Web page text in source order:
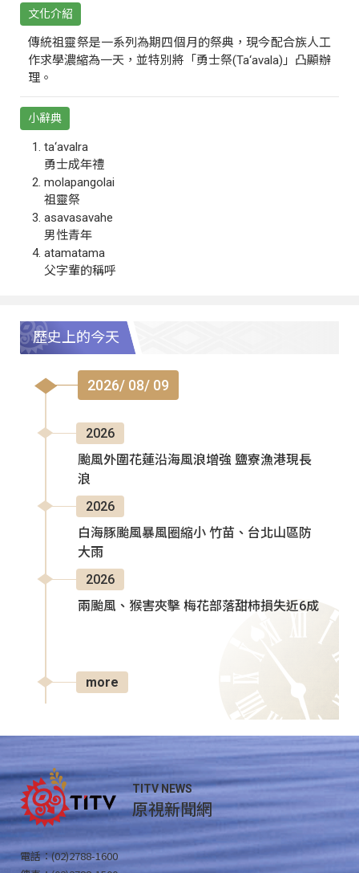
文化介紹
傳統祖靈祭是一系列為期四個月的祭典，現今配合族人工
作求學濃縮為一天，並特別將「勇士祭(Ta‘avala)」凸顯辦
理。
小辭典
ta‘avalra
勇士成年禮
molapangolai
祖靈祭
asavasavahe
男性青年
atamatama
父字輩的稱呼
歷史上的今天
2026/ 08/ 09
2026
颱風外圍花蓮沿海風浪增強 鹽寮漁港現長
浪
2026
白海豚颱風暴風圈縮小 竹苗、台北山區防
大雨
2026
兩颱風、猴害夾擊 梅花部落甜柿損失近6成
more
TITV NEWS
原視新聞網
電話：(02)2788-1600